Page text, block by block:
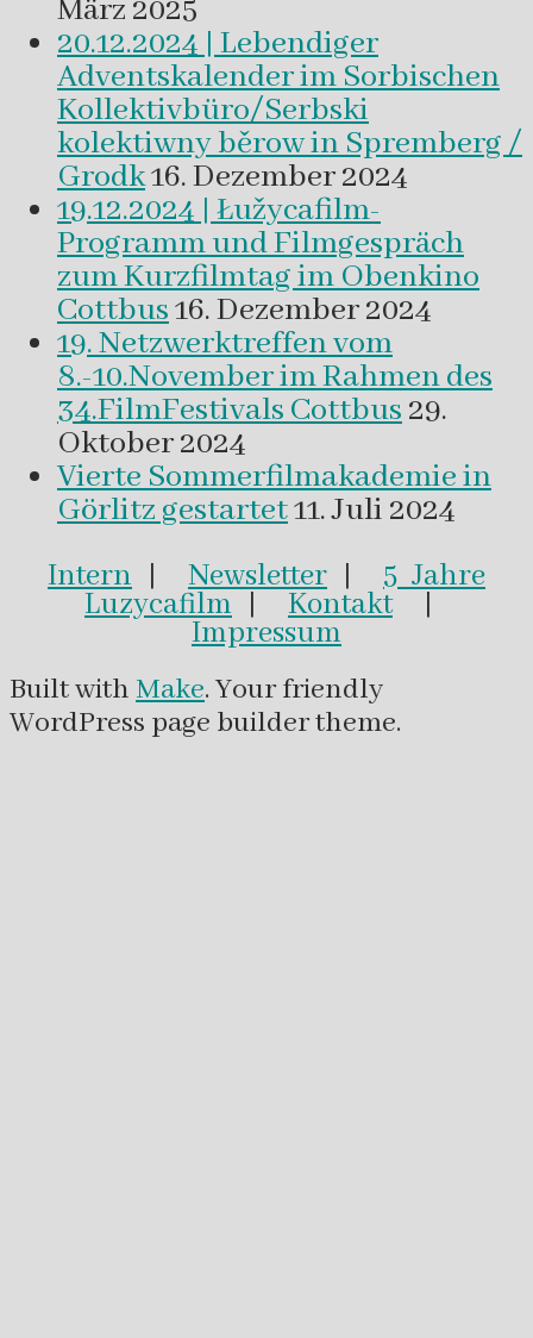
März 2025
20.12.2024 | Lebendiger
Adventskalender im Sorbischen
Kollektivbüro/Serbski
kolektiwny běrow in Spremberg /
Grodk16. Dezember 2024
19.12.2024 | Łužycafilm-
Programm und Filmgespräch
zum Kurzfilmtag im Obenkino
Cottbus16. Dezember 2024
19. Netzwerktreffen vom
8.-10.November im Rahmen des
34.FilmFestivals Cottbus29.
Oktober 2024
Vierte Sommerfilmakademie in
Görlitz gestartet11. Juli 2024
Intern | Newsletter | 5 Jahre
Luzycafilm | Kontakt|
Impressum
Built withMake. Your friendly
WordPress page builder theme.